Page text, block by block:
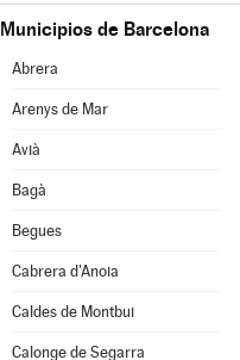
Municipios de Barcelona
Abrera
Arenys de Mar
Avià
Bagà
Begues
Cabrera d'Anoia
Caldes de Montbui
Calonge de Segarra